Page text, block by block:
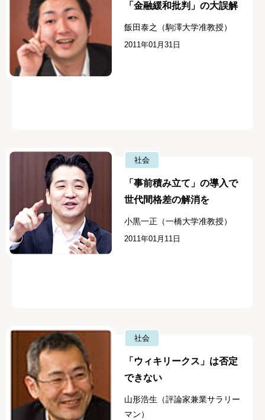
「金融緩和批判」の大誤解
飯田泰之（駒澤大学准教授）
2011年01月31日
社会
「事前積み立て」の導入で
世代間格差の解消を
小黒一正（一橋大学准教授）
2011年01月11日
社会
「ウィキリークス」は否定
できない
山形浩生（評論家兼業サラリー
マン）